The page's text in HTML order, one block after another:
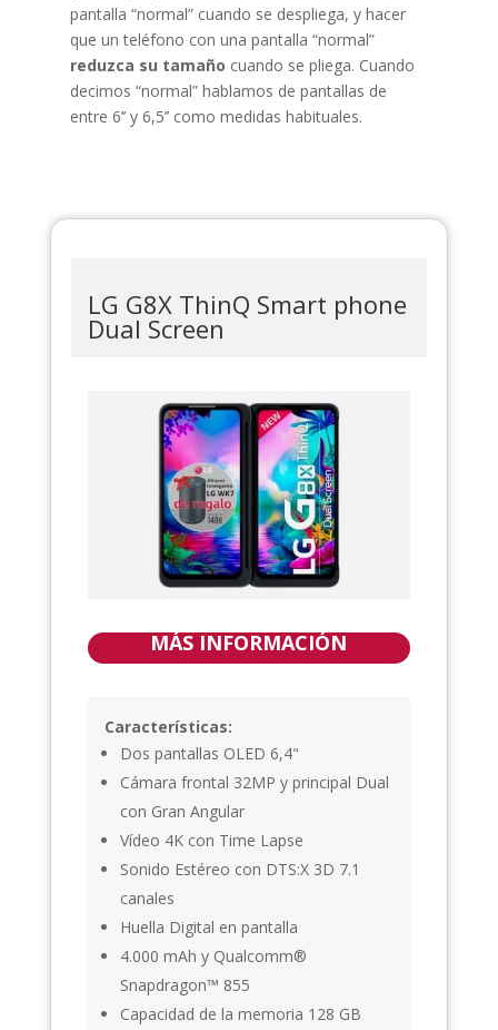
pantalla “normal” cuando se despliega, y hacer
que un teléfono con una pantalla “normal”
reduzca su tamaño cuando se pliega. Cuando
decimos “normal” hablamos de pantallas de
entre 6’’ y 6,5’’ como medidas habituales.
LG G8X ThinQ Smart phone
Dual Screen
MÁS INFORMACIÓN
Características:
Dos pantallas OLED 6,4"
Cámara frontal 32MP y principal Dual
con Gran Angular
Vídeo 4K con Time Lapse
Sonido Estéreo con DTS:X 3D 7.1
canales
Huella Digital en pantalla
4.000 mAh y Qualcomm®
Snapdragon™ 855
Capacidad de la memoria 128 GB